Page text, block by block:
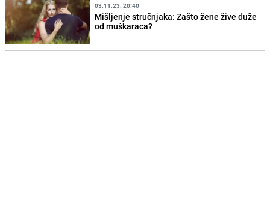
03.11.23. 20:40
Mišljenje stručnjaka: Zašto žene žive duže
od muškaraca?